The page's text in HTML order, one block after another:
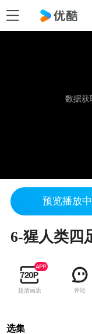
数据获
预览播放
超清画质 评论
选集